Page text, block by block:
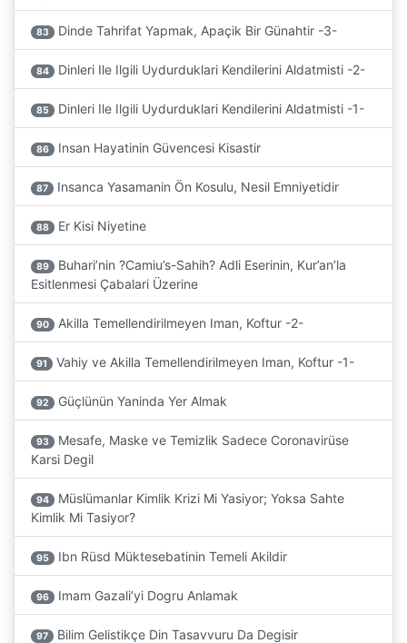
83 Dinde Tahrifat Yapmak, Apaçik Bir Günahtir -3-
84 Dinleri Ile Ilgili Uydurduklari Kendilerini Aldatmisti -2-
85 Dinleri Ile Ilgili Uydurduklari Kendilerini Aldatmisti -1-
86 Insan Hayatinin Güvencesi Kisastir
87 Insanca Yasamanin Ön Kosulu, Nesil Emniyetidir
88 Er Kisi Niyetine
89
Buhari’nin ?Camiu’s-Sahih? Adli Eserinin, Kur’an’la
Esitlenmesi Çabalari Üzerine
90 Akilla Temellendirilmeyen Iman, Koftur -2-
91 Vahiy ve Akilla Temellendirilmeyen Iman, Koftur -1-
92 Güçlünün Yaninda Yer Almak
93
Mesafe, Maske ve Temizlik Sadece Coronavirüse
Karsi Degil
94
Müslümanlar Kimlik Krizi Mi Yasiyor; Yoksa Sahte
Kimlik Mi Tasiyor?
95 Ibn Rüsd Müktesebatinin Temeli Akildir
96 Imam Gazali’yi Dogru Anlamak
97 Bilim Gelistikçe Din Tasavvuru Da Degisir